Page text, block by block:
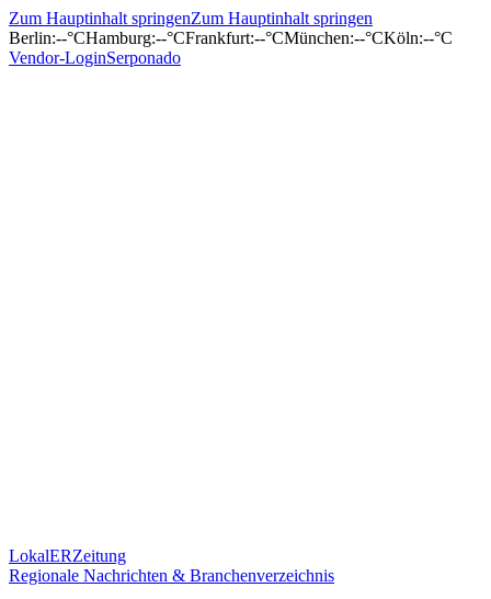
Zum Hauptinhalt springenZum Hauptinhalt springen
Berlin:--°CHamburg:--°CFrankfurt:--°CMünchen:--°CKöln:--°C
Vendor-LoginSerponado
LokalERZeitung
Regionale Nachrichten & Branchenverzeichnis